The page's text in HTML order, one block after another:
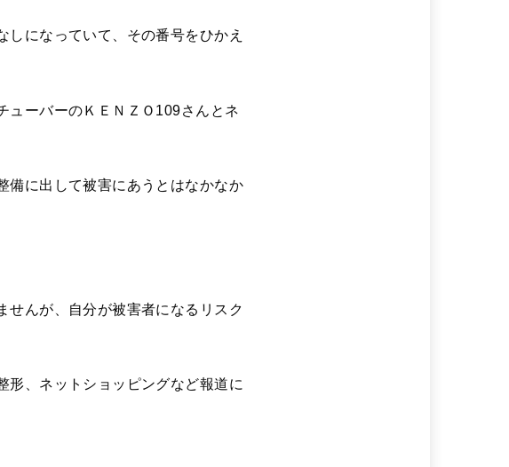
になっていて、その番号をひかえ
ューバーのＫＥＮＺＯ109さんとネ
備に出して被害にあうとはなかなか
せんが、自分が被害者になるリスク
形、ネットショッピングなど報道に